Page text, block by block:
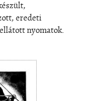
eredeti
nyomatok.